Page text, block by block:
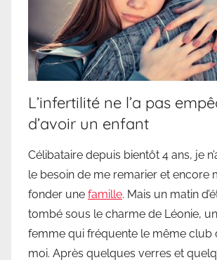
L’infertilité ne l’a pas
d’avoir un enfant
Célibataire depuis bientôt 4 ans, je
le besoin de me remarier et encore
fonder une famille. Mais un matin
tombé sous le charme de Léonie,
femme qui fréquente le même club
moi. Après quelques verres et